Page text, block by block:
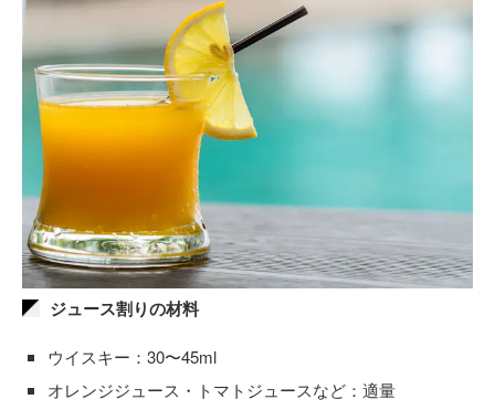
ジュース割りの材料
ウイスキー：30〜45ml
オレンジジュース・トマトジュースなど：適量